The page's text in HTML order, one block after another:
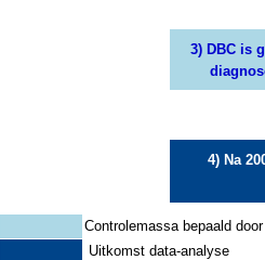
3) DBC is
4) Na
Controlemassa bepaald
Uitkomst data-analyse